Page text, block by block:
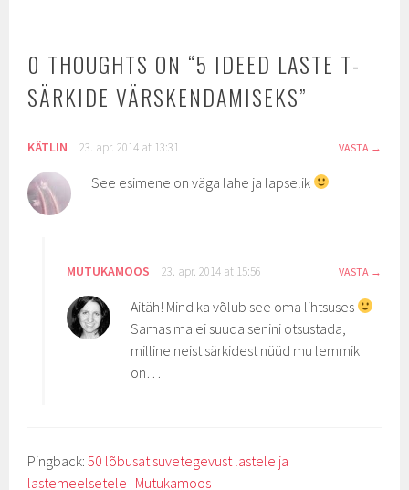
0 THOUGHTS ON “5 IDEED LASTE T-
SÄRKIDE VÄRSKENDAMISEKS”
KÄTLIN 23. apr. 2014 at 13:31 VASTA
See esimene on väga lahe ja lapselik
MUTUKAMOOS 23. apr. 2014 at 15:56 VASTA
Aitäh! Mind ka võlub see oma lihtsuses
Samas ma ei suuda senini otsustada,
milline neist särkidest nüüd mu lemmik
on…
Pingback:50 lõbusat suvetegevust lastele ja
lastemeelsetele | Mutukamoos